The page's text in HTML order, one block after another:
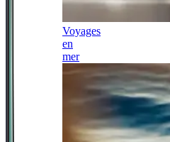
Voyages
en
mer